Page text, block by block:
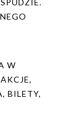
W
BILETY,